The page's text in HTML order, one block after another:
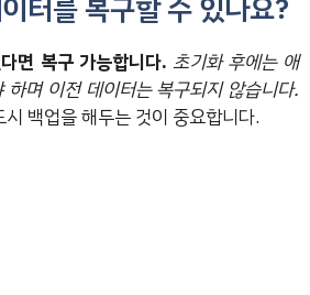
터를 복구할 수 있나요?
면 복구 가능합니다. 초기화 후에는 애
하며 이전 데이터는 복구되지 않습니다.
백업을 해두는 것이 중요합니다.